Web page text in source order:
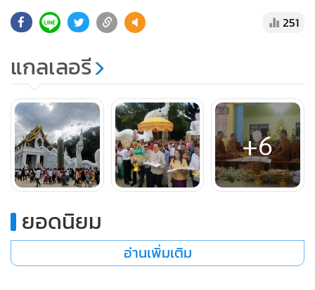
251
แกลเลอรี
+6
ยอดนิยม
อ่านเพิ่มเติม